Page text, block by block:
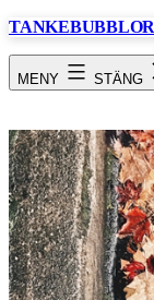
Hoppa
TANKEBUBBLOR
MENY STÄNG
Trevlig